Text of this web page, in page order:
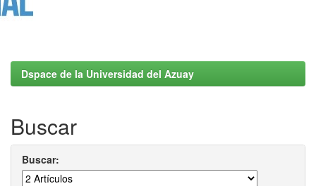
Dspace de la Universidad del Azuay
Buscar
Buscar: